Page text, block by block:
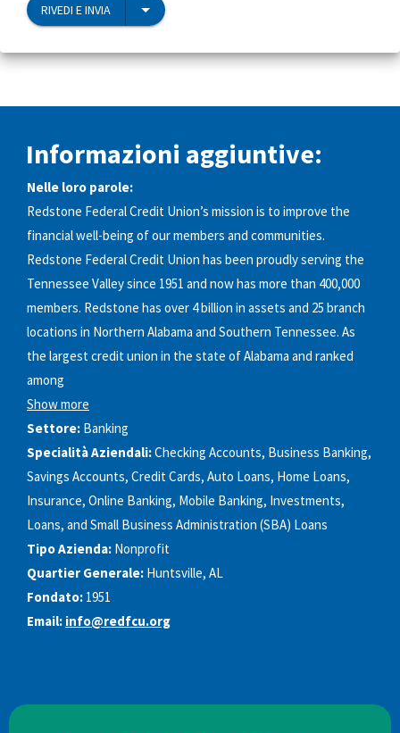
RIVEDI E INVIA
Informazioni aggiuntive:
Nelle loro parole:
Redstone Federal Credit Union’s mission is to improve the
financial well-being of our members and communities.
Redstone Federal Credit Union has been proudly serving the
Tennessee Valley since 1951 and now has more than 400,000
members. Redstone has over 4 billion in assets and 25 branch
locations in Northern Alabama and Southern Tennessee. As
the largest credit union in the state of Alabama and ranked
among
Show more
Settore: Banking
Specialità Aziendali:Checking Accounts, Business Banking,
Savings Accounts, Credit Cards, Auto Loans, Home Loans,
Insurance, Online Banking, Mobile Banking, Investments,
Loans, and Small Business Administration (SBA) Loans
Tipo Azienda: Nonprofit
Quartier Generale: Huntsville, AL
Fondato: 1951
Email: info@redfcu.org